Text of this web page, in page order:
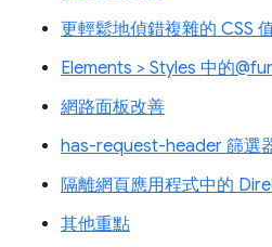
更輕鬆地偵錯複雜的 CSS
Elements > Styles 中的
網路面板改善
has-request-header 篩選
隔離網頁應用程式中的
其他重點